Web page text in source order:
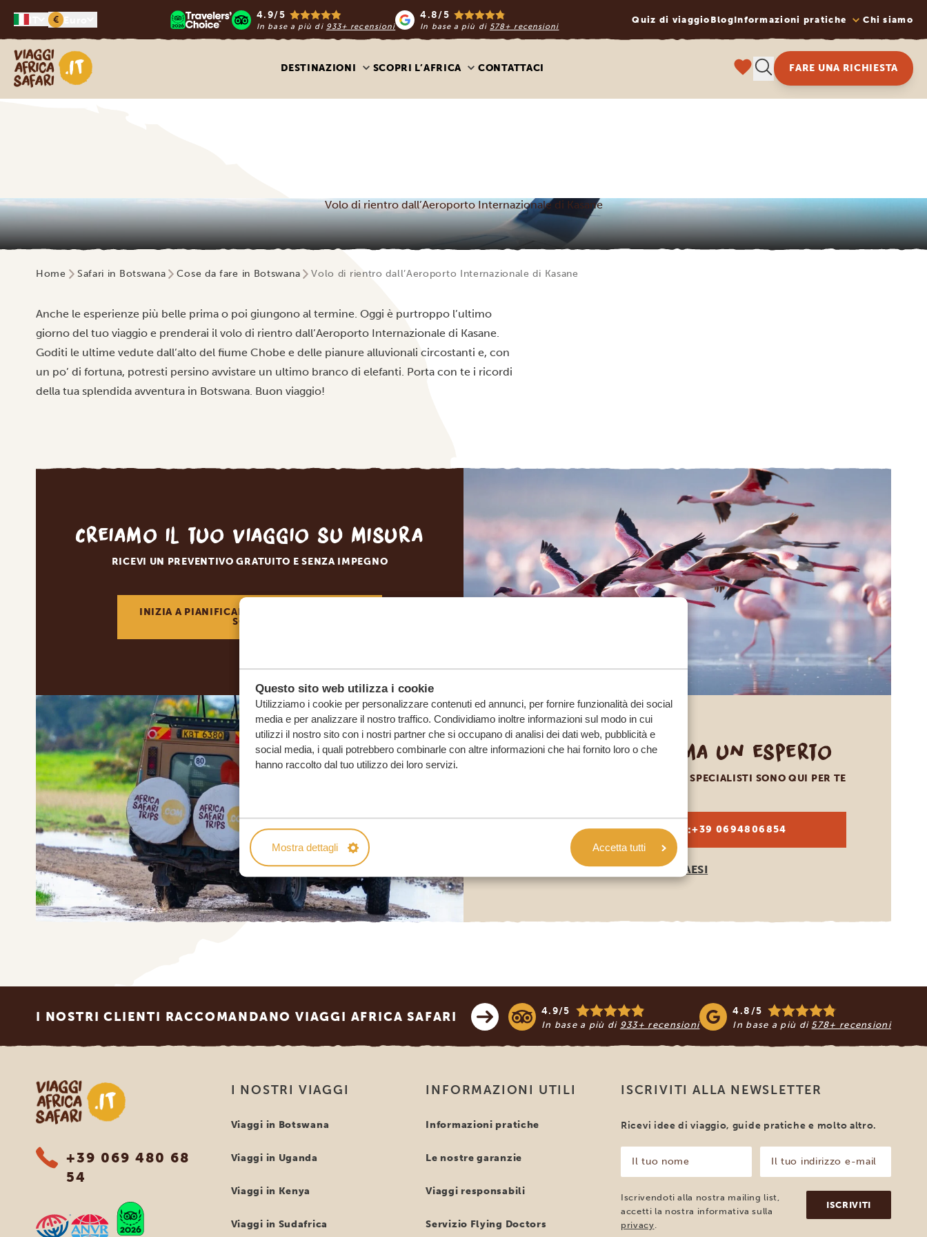
Questo sito web utilizza i cookie
Utilizziamo i cookie per personalizzare contenuti ed annunci, per fornire funzionalità dei social
media e per analizzare il nostro traffico. Condividiamo inoltre informazioni sul modo in cui
utilizzi il nostro sito con i nostri partner che si occupano di analisi dei dati web, pubblicità e
social media, i quali potrebbero combinarle con altre informazioni che hai fornito loro o che
hanno raccolto dal tuo utilizzo dei loro servizi.
Mostra dettagli Accetta tutti
€ 4.9/5
In base a più di 933+ recensioni
4.8/5
In base a più di 578+ recensioni
Quiz di viaggio BlogInformazioni pratiche Chi siamo
Viaggi Africa Safari
DESTINAZIONI SCOPRI L’AFRICA CONTATTACI FARE UNA RICHIESTA
Volo di rientro dall’Aeroporto Internazionale di Kasane
Home Safari in Botswana Cose da fare in Botswana Volo di rientro dall’Aeroporto Internazionale di Kasane
Anche le esperienze più belle prima o poi giungono al termine. Oggi è purtroppo l’ultimo
giorno del tuo viaggio e prenderai il volo di rientro dall’Aeroporto Internazionale di Kasane.
Goditi le ultime vedute dall’alto del fiume Chobe e delle pianure alluvionali circostanti e, con
un po’ di fortuna, potresti persino avvistare un ultimo branco di elefanti. Porta con te i ricordi
della tua splendida avventura in Botswana. Buon viaggio!
Creiamo il tuo viaggio su misura
RICEVI UN PREVENTIVO GRATUITO E SENZA IMPEGNO
INIZIA A PIANIFICARE IL VIAGGIO DEI TUOI
SOGNI
Chiama un esperto
I NOSTRI SPECIALISTI SONO QUI PER TE
IT:+39 0694806854
ALTRI PAESI
I NOSTRI CLIENTI RACCOMANDANO VIAGGI AFRICA SAFARI 4.9/5
In base a più di 933+ recensioni
4.8/5
In base a più di 578+ recensioni
Viaggi Africa Safari
+39 069 480 68
54
I NOSTRI VIAGGI
Viaggi in Botswana
Viaggi in Uganda
Viaggi in Kenya
Viaggi in Sudafrica
INFORMAZIONI UTILI
Informazioni pratiche
Le nostre garanzie
Viaggi responsabili
Servizio Flying Doctors
ISCRIVITI ALLA NEWSLETTER
Ricevi idee di viaggio, guide pratiche e molto altro.
tuo
nome
(Obbligatorio)
tuo
indirizzo
e-
mail
(Obbligatorio)
Iscrivendoti alla nostra mailing list,
accetti la nostra informativa sulla
privacy.